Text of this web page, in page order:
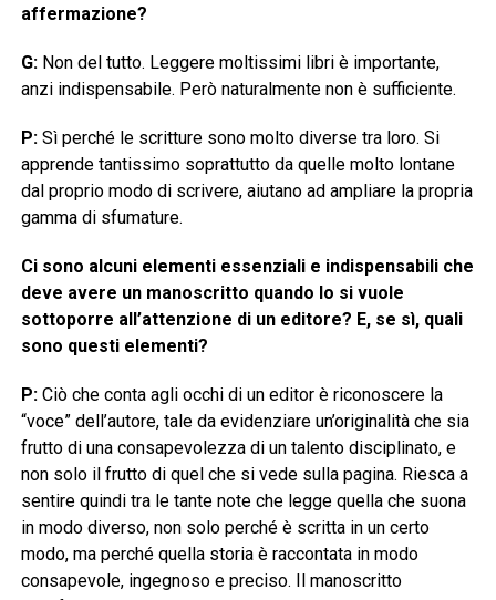
affermazione?
G: Non del tutto. Leggere moltissimi libri è importante,
anzi indispensabile. Però naturalmente non è sufficiente.
P: Sì perché le scritture sono molto diverse tra loro. Si
apprende tantissimo soprattutto da quelle molto lontane
dal proprio modo di scrivere, aiutano ad ampliare la propria
gamma di sfumature.
Ci sono alcuni elementi essenziali e indispensabili che
deve avere un manoscritto quando lo si vuole
sottoporre all’attenzione di un editore? E, se sì, quali
sono questi elementi?
P: Ciò che conta agli occhi di un editor è riconoscere la
“voce” dell’autore, tale da evidenziare un’originalità che sia
frutto di una consapevolezza di un talento disciplinato, e
non solo il frutto di quel che si vede sulla pagina. Riesca a
sentire quindi tra le tante note che legge quella che suona
in modo diverso, non solo perché è scritta in un certo
modo, ma perché quella storia è raccontata in modo
consapevole, ingegnoso e preciso. Il manoscritto